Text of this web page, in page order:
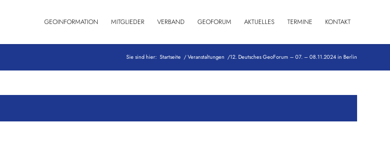
GEOINFORMATION MITGLIEDER VERBAND GEOFORUM AKTUELLES TERMINE KONTAKT
Sie sind hier: Startseite /Veranstaltungen /12. Deutsches GeoForum – 07. – 08.11.2024 in Berlin